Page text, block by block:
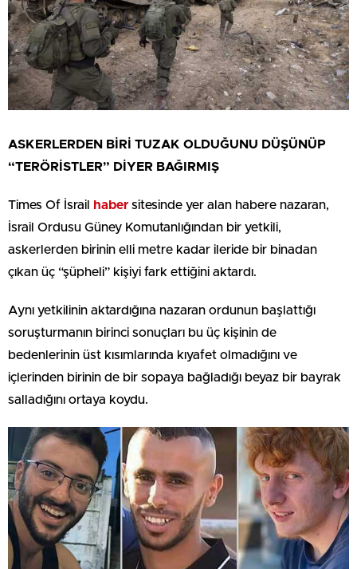
ASKERLERDEN BİRİ TUZAK OLDUĞUNU DÜŞÜNÜP
“TERÖRİSTLER” DİYER BAĞIRMIŞ
Times Of İsrail haber sitesinde yer alan habere nazaran,
İsrail Ordusu Güney Komutanlığından bir yetkili,
askerlerden birinin elli metre kadar ileride bir binadan
çıkan üç “şüpheli” kişiyi fark ettiğini aktardı.
Aynı yetkilinin aktardığına nazaran ordunun başlattığı
soruşturmanın birinci sonuçları bu üç kişinin de
bedenlerinin üst kısımlarında kıyafet olmadığını ve
içlerinden birinin de bir sopaya bağladığı beyaz bir bayrak
salladığını ortaya koydu.